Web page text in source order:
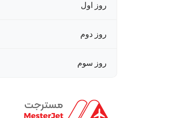
روز اول
روز دوم
روز سوم